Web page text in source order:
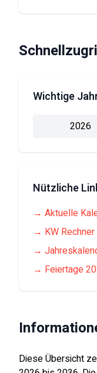
Wichtige
2026
Nützliche
→ Aktuelle
→ KW Rechner
→
→ Feiertage
Diese Übersicht